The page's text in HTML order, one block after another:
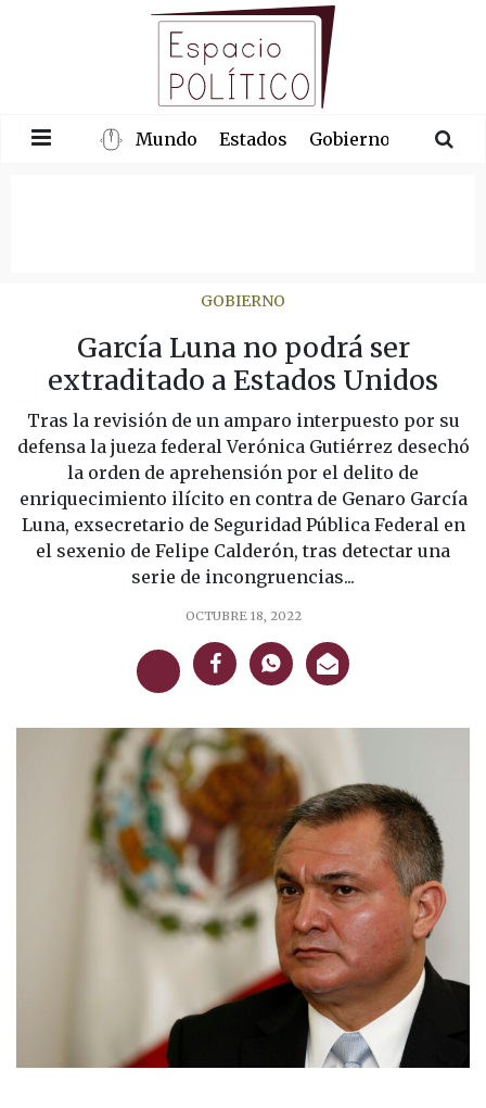
Mundo Estados Gobierno
GOBIERNO
García Luna no podrá ser
extraditado a Estados Unidos
Tras la revisión de un amparo interpuesto por su
defensa la jueza federal Verónica Gutiérrez desechó
la orden de aprehensión por el delito de
enriquecimiento ilícito en contra de Genaro García
Luna, exsecretario de Seguridad Pública Federal en
el sexenio de Felipe Calderón, tras detectar una
serie de incongruencias...
OCTUBRE 18, 2022